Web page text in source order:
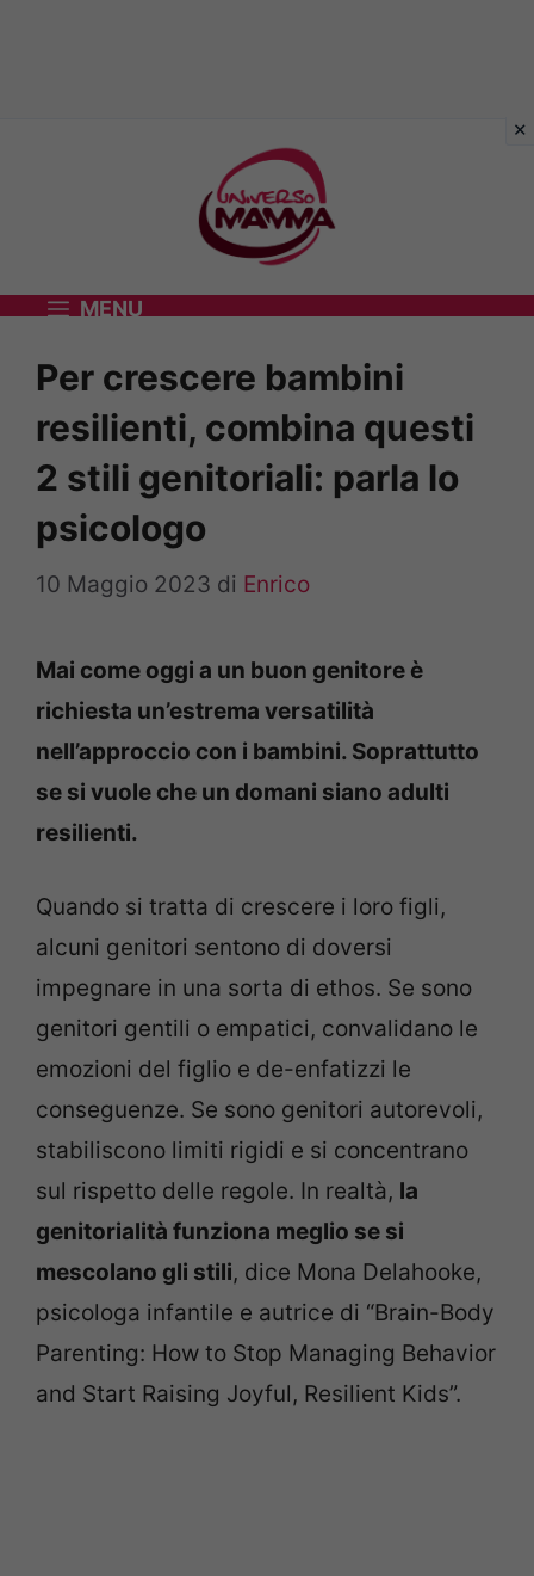
MENU
Per crescere bambini
resilienti, combina questi
2 stili genitoriali: parla lo
psicologo
10 Maggio 2023 di Enrico
Mai come oggi a un buon genitore è
richiesta un’estrema versatilità
nell’approccio con i bambini. Soprattutto
se si vuole che un domani siano adulti
resilienti.
Quando si tratta di crescere i loro figli,
alcuni genitori sentono di doversi
impegnare in una sorta di ethos. Se sono
genitori gentili o empatici, convalidano le
emozioni del figlio e de-enfatizzi le
conseguenze. Se sono genitori autorevoli,
stabiliscono limiti rigidi e si concentrano
sul rispetto delle regole. In realtà, la
genitorialità funziona meglio se si
mescolano gli stili, dice Mona Delahooke,
psicologa infantile e autrice di “Brain-Body
Parenting: How to Stop Managing Behavior
and Start Raising Joyful, Resilient Kids”.